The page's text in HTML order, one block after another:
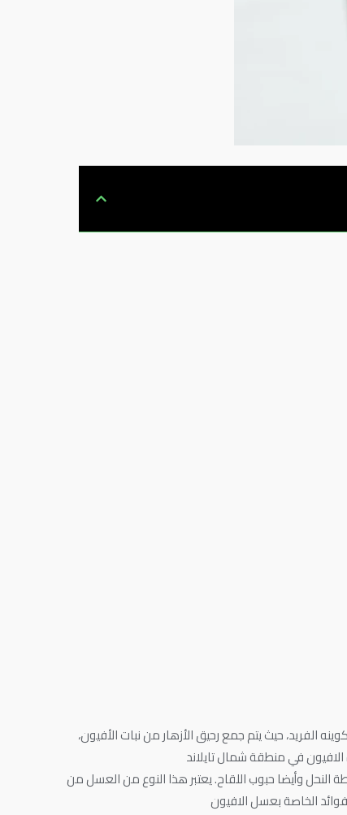
الفريد، حيث يتم جمع رحيق الأزهار من نبات الأفيون،
في منطقة شمال تايلاند
النحل وأيضا حبوب اللقاح. يعتبر هذا النوع من العسل من
الخاصة بعسل الافيون